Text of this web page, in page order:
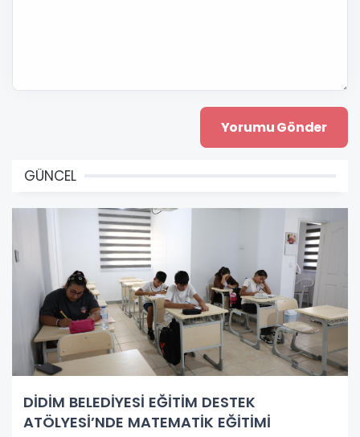
GÜNCEL
DİDİM BELEDİYESİ EĞİTİM DESTEK
ATÖLYESİ’NDE MATEMATİK EĞİTİMİ